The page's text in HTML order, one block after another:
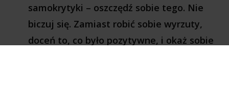
samokrytyki – oszczędź sobie tego. Nie
biczuj się. Zamiast robić sobie wyrzuty,
doceń to, co było pozytywne, i okaż sobie